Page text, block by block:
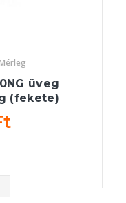
üveg
(fekete)